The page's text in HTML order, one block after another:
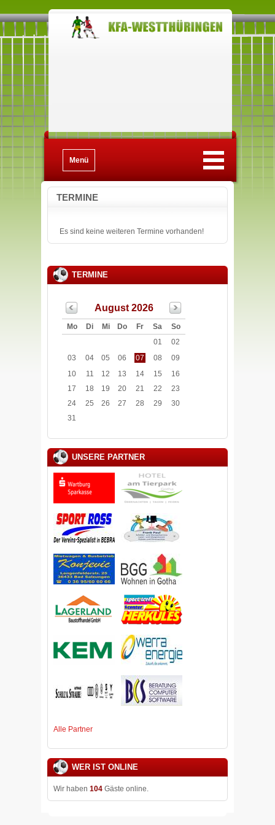
Menü
TERMINE
Es sind keine weiteren Termine vorhanden!
TERMINE
August 2026
Mo Di Mi Do Fr Sa
So
01
02
03
04 05 06 07 08
09
10
11 12 13 14 15
16
17
18 19 20 21 22
23
24
25 26 27 28 29
30
31
UNSERE PARTNER
Alle Partner
WER IST ONLINE
Wir haben 104 Gäste online.